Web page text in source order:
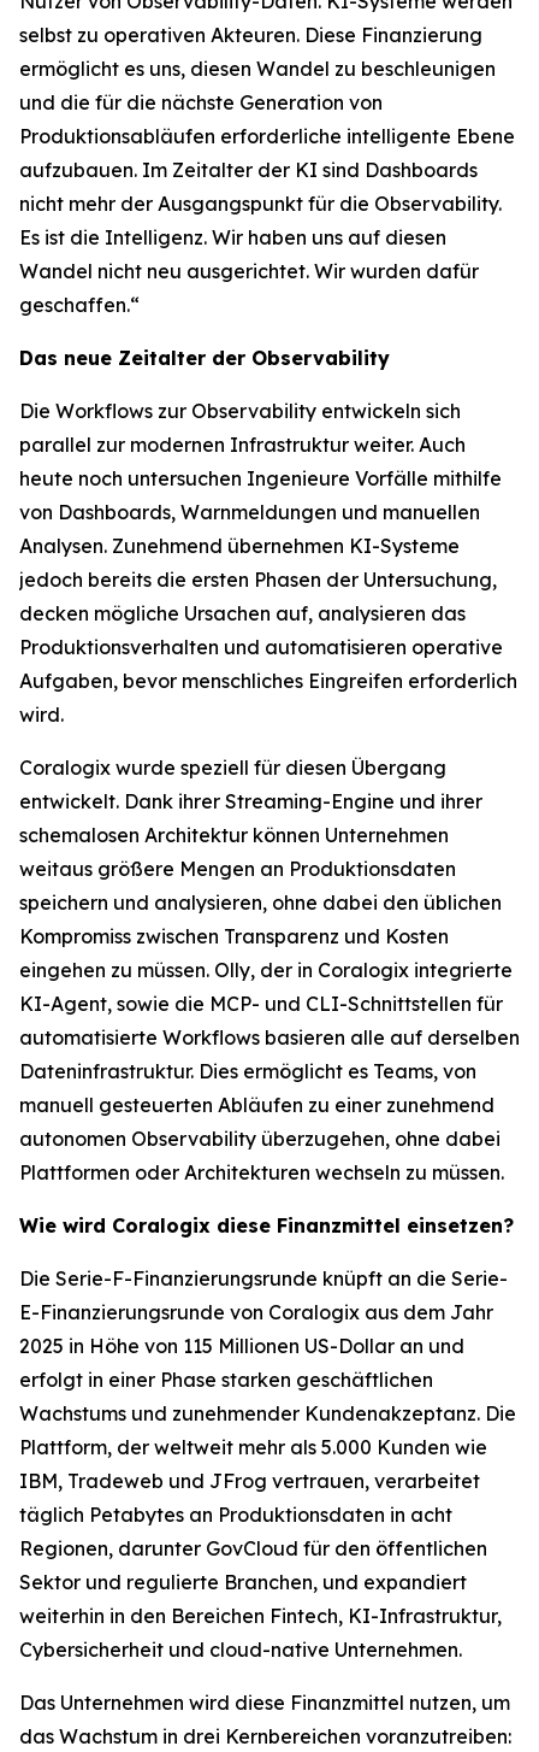
selbst zu operativen Akteuren. Diese Finanzierung
ermöglicht es uns, diesen Wandel zu beschleunigen
und die für die nächste Generation von
Produktionsabläufen erforderliche intelligente Ebene
aufzubauen. Im Zeitalter der KI sind Dashboards
nicht mehr der Ausgangspunkt für die Observability.
Es ist die Intelligenz. Wir haben uns auf diesen
Wandel nicht neu ausgerichtet. Wir wurden dafür
geschaffen.“
Das neue Zeitalter der Observability
Die Workflows zur Observability entwickeln sich
parallel zur modernen Infrastruktur weiter. Auch
heute noch untersuchen Ingenieure Vorfälle mithilfe
von Dashboards, Warnmeldungen und manuellen
Analysen. Zunehmend übernehmen KI-Systeme
jedoch bereits die ersten Phasen der Untersuchung,
decken mögliche Ursachen auf, analysieren das
Produktionsverhalten und automatisieren operative
Aufgaben, bevor menschliches Eingreifen erforderlich
wird.
Coralogix wurde speziell für diesen Übergang
entwickelt. Dank ihrer Streaming-Engine und ihrer
schemalosen Architektur können Unternehmen
weitaus größere Mengen an Produktionsdaten
speichern und analysieren, ohne dabei den üblichen
Kompromiss zwischen Transparenz und Kosten
eingehen zu müssen. Olly, der in Coralogix integrierte
KI-Agent, sowie die MCP- und CLI-Schnittstellen für
automatisierte Workflows basieren alle auf derselben
Dateninfrastruktur. Dies ermöglicht es Teams, von
manuell gesteuerten Abläufen zu einer zunehmend
autonomen Observability überzugehen, ohne dabei
Plattformen oder Architekturen wechseln zu müssen.
Wie wird Coralogix diese Finanzmittel einsetzen?
Die Serie-F-Finanzierungsrunde knüpft an die Serie-
E-Finanzierungsrunde von Coralogix aus dem Jahr
2025 in Höhe von 115 Millionen US-Dollar an und
erfolgt in einer Phase starken geschäftlichen
Wachstums und zunehmender Kundenakzeptanz. Die
Plattform, der weltweit mehr als 5.000 Kunden wie
IBM, Tradeweb und JFrog vertrauen, verarbeitet
täglich Petabytes an Produktionsdaten in acht
Regionen, darunter GovCloud für den öffentlichen
Sektor und regulierte Branchen, und expandiert
weiterhin in den Bereichen Fintech, KI-Infrastruktur,
Cybersicherheit und cloud-native Unternehmen.
Das Unternehmen wird diese Finanzmittel nutzen, um
das Wachstum in drei Kernbereichen voranzutreiben: